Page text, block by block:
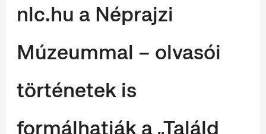
nlc.hu a Néprajzi
Múzeummal – olvasói
történetek is
formálhatják a „Találd